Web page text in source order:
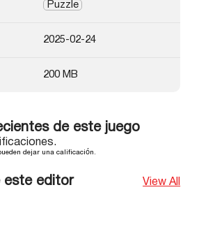
Puzzle
2025-02-24
200 MB
de este juego
dejar una calificación.
este editor View All